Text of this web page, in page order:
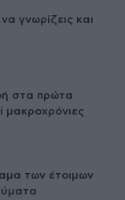
γνωρίζεις και
στα πρώτα
μακροχρόνιες
των έτοιμων